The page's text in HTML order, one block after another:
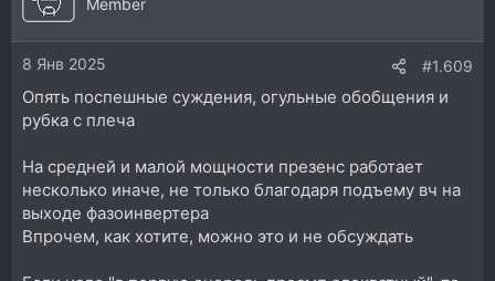
8 Янв 2025 #1.609
Опять поспешные суждения, огульные обобщения и
рубка с плеча
На средней и малой мощности презенс работает
несколько иначе, не только благодаря подъему вч на
выходе фазоинвертера
Впрочем, как хотите, можно это и не обсуждать